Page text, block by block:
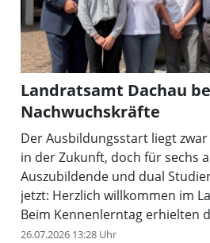
Landratsamt Dachau
Nachwuchskräfte
Der Ausbildungsstart liegt
in der Zukunft, doch für sechs
Auszubildende und dual
jetzt: Herzlich willkommen im
Beim Kennenlerntag erhielten
Nachwuchskräfte die
26.07.2026 13:28 Uhr